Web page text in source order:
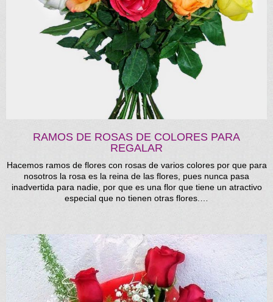
RAMOS DE ROSAS DE COLORES PARA
REGALAR
Hacemos ramos de flores con rosas de varios colores por que para
nosotros la rosa es la reina de las flores, pues nunca pasa
inadvertida para nadie, por que es una flor que tiene un atractivo
especial que no tienen otras flores.…